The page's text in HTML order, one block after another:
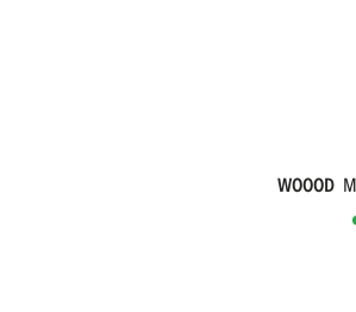
WOOOD